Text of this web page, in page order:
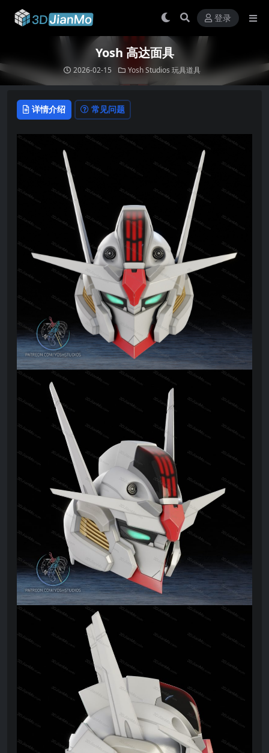
登录
Yosh 高达面具
2026-02-15 Yosh Studios 玩具道具
详情介绍 常见问题